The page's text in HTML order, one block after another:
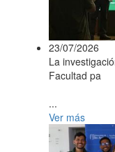
23/07/2026
La
Facultad pa
...
Ver más